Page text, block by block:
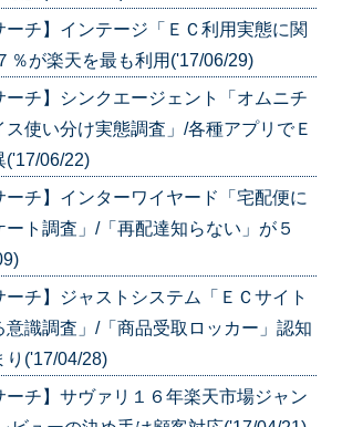
ーチ】インテージ「ＥＣ利用実態に関
％が楽天を最も利用('17/06/29)
ーチ】シンクエージェント「オムニチ
ス使い分け実態調査」/各種アプリでＥ
('17/06/22)
ーチ】インターワイヤード「宅配便に
ト調査」/「再配達知らない」が５
ーチ】ジャストシステム「ＥＣサイト
意識調査」/「商品受取ロッカー」認知
り('17/04/28)
ーチ】サヴァリ１６年楽天市場ジャン